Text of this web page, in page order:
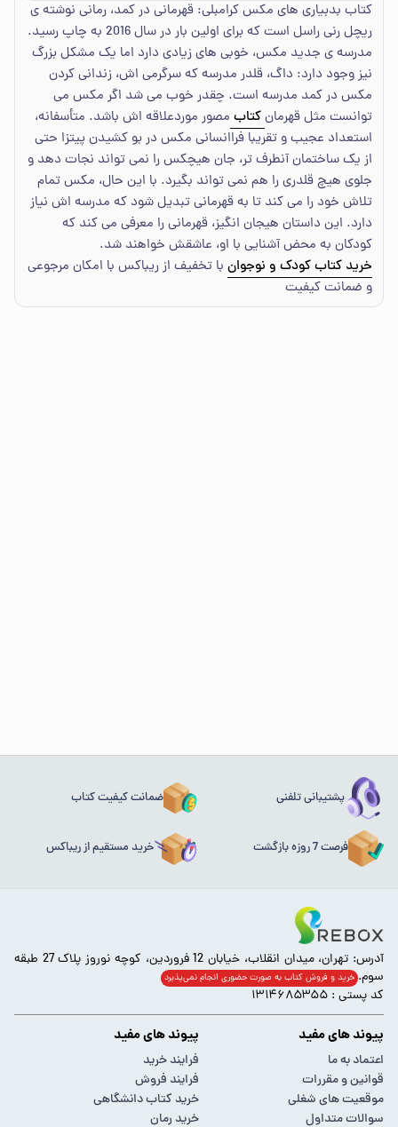
کتاب بدبیاری های مکس کرامبلی: قهرمانی در کمد، رمانی نوشته ی
ریچل رنی راسل است که برای اولین بار در سال 2016 به چاپ رسید.
مدرسه ی جدید مکس، خوبی های زیادی دارد اما یک مشکل بزرگ
نیز وجود دارد: داگ، قلدر مدرسه که سرگرمی اش، زندانی کردن
مکس در کمد مدرسه است. چقدر خوب می شد اگر مکس می
توانست مثل قهرمانکتاب مصور موردعلاقه اش باشد. متأسفانه،
استعداد عجیب و تقریبا فراانسانی مکس در بو کشیدن پیتزا حتی
از یک ساختمان آنطرف تر، جان هیچکس را نمی تواند نجات دهد و
جلوی هیچ قلدری را هم نمی تواند بگیرد. با این حال، مکس تمام
تلاش خود را می کند تا به قهرمانی تبدیل شود که مدرسه اش نیاز
دارد. این داستان هیجان انگیز، قهرمانی را معرفی می کند که
کودکان به محض آشنایی با او، عاشقش خواهند شد.
خرید کتاب کودک و نوجوان با تخفیف از ریباکس با امکان مرجوعی
و ضمانت کیفیت
پشتیبانی تلفنی ضمانت کیفیت کتاب
فرصت 7 روزه بازگشت خرید مستقیم از ریباکس
آدرس: تهران، میدان انقلاب، خیابان 12 فروردین، کوچه نوروز پلاک 27 طبقه
سوم. خرید و فروش کتاب به صورت حضوری انجام‌ نمی‌پذیرد
کد پستی : ۱۳۱۴۶۸۵۳۵۵
پیوند های مفید
اعتماد به ما
قوانین و مقررات
موقعیت های شغلی
سوالات متداول
پیوند های مفید
فرایند خرید
فرایند فروش
خرید کتاب دانشگاهی
خرید رمان